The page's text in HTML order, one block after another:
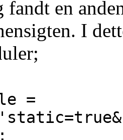
fandt en
I
=